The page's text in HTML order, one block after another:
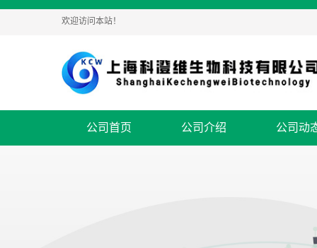
欢迎访问本站！
公司首页 公司介绍 公司动